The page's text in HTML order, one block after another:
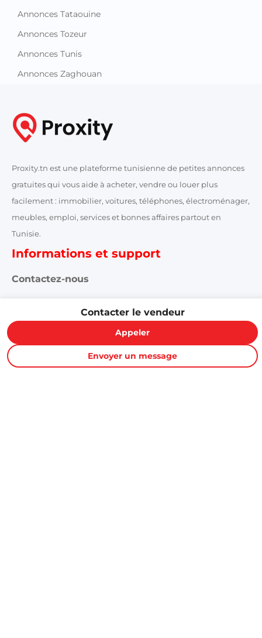
Contacter le vendeur
Appeler
Envoyer un message
Annonces Tataouine
Annonces Tozeur
Annonces Tunis
Annonces Zaghouan
Proxity.tn est une plateforme tunisienne de petites annonces
gratuites qui vous aide à acheter, vendre ou louer plus
facilement : immobilier, voitures, téléphones, électroménager,
meubles, emploi, services et bonnes affaires partout en
Tunisie.
Informations et support
Contactez-nous
Conditions d'utilisations